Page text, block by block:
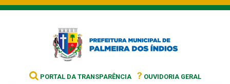
PORTAL DA TRANSPARÊNCIA ? OUVIDORIA GERAL